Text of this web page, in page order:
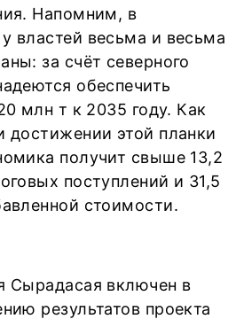
Напомним, в
властей весьма и весьма
за счёт северного
обеспечить
млн т к 2035 году. Как
достижении этой планки
получит свыше 13,2
поступлений и 31,5
стоимости.
Сырадасая включен в
результатов проекта